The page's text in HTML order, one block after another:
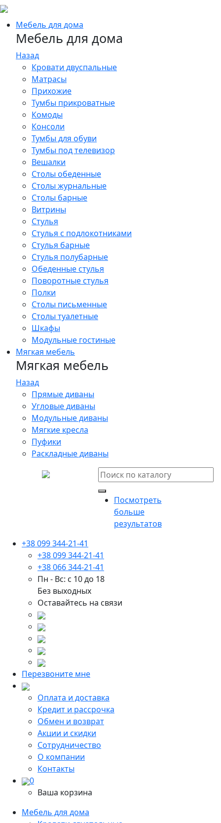
Мебель для дома
Мебель для дома
Назад
Кровати двуспальные
Матрасы
Прихожие
Тумбы прикроватные
Комоды
Консоли
Тумбы для обуви
Тумбы под телевизор
Вешалки
Столы обеденные
Столы журнальные
Столы барные
Витрины
Стулья
Стулья с подлокотниками
Стулья барные
Стулья полубарные
Обеденные стулья
Поворотные стулья
Полки
Столы письменные
Столы туалетные
Шкафы
Модульные гостиные
Мягкая мебель
Мягкая мебель
Назад
Прямые диваны
Угловые диваны
Модульные диваны
Мягкие кресла
Пуфики
Раскладные диваны
Посмотреть
больше
результатов
+38 099 344-21-41
+38 099 344-21-41
+38 066 344-21-41
Пн - Вс: с 10 до 18
Без выходных
Оставайтесь на связи
Перезвоните мне
Оплата и доставка
Кредит и рассрочка
Обмен и возврат
Акции и скидки
Сотрудничество
О компании
Контакты
0
Ваша корзина
Мебель для дома